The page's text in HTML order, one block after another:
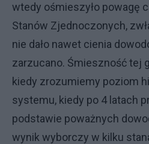
wtedy ośmieszyło powagę
Stanów Zjednoczonych,
nie dało nawet cienia
zarzucano. Śmieszność tej
kiedy zrozumiemy poziom
systemu, kiedy po 4 latach
podstawie poważnych
wynik wyborczy w kilku